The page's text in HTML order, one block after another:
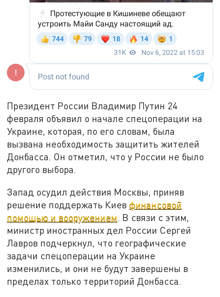
Президент России Владимир Путин 24
февраля объявил о начале спецоперации на
Украине, которая, по его словам, была
вызвана необходимость защитить жителей
Донбасса. Он отметил, что у России не было
другого выбора.
Запад осудил действия Москвы, приняв
решение поддержать Киевфинансовой
помощью и вооружением . В связи с этим,
министр иностранных дел России Сергей
Лавров подчеркнул, что географические
задачи спецоперации на Украине
изменились, и они не будут завершены в
пределах только территорий Донбасса.